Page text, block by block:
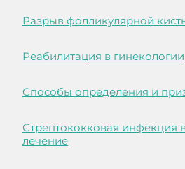
Разрыв фолликулярной
Реабилитация в гинекологии
Способы определения и
Стрептококковая инфекция
лечение